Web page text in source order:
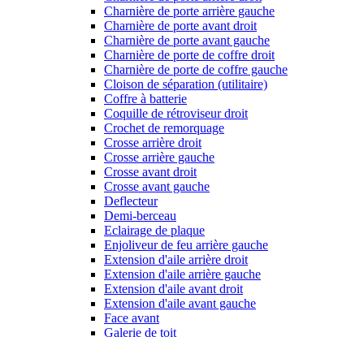
Charnière de porte arrière gauche
Charnière de porte avant droit
Charnière de porte avant gauche
Charnière de porte de coffre droit
Charnière de porte de coffre gauche
Cloison de séparation (utilitaire)
Coffre à batterie
Coquille de rétroviseur droit
Crochet de remorquage
Crosse arrière droit
Crosse arrière gauche
Crosse avant droit
Crosse avant gauche
Deflecteur
Demi-berceau
Eclairage de plaque
Enjoliveur de feu arrière gauche
Extension d'aile arrière droit
Extension d'aile arrière gauche
Extension d'aile avant droit
Extension d'aile avant gauche
Face avant
Galerie de toit